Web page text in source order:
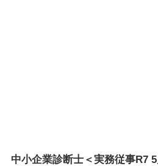
中小企業診断士＜実務従事R7